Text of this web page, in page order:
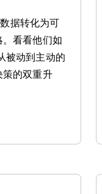
据转化为可
看看他们如
被动到主动的
策的双重升